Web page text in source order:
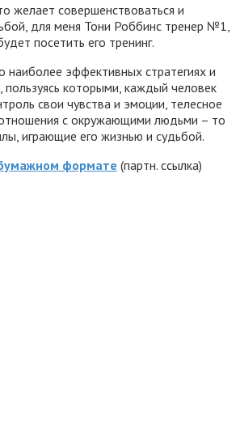
желает совершенствоваться и
для меня Тони Роббинс тренер №1,
посетить его тренинг.
наиболее эффективных стратегиях и
пользуясь которыми, каждый человек
свои чувства и эмоции, телесное
с окружающими людьми – то
играющие его жизнью и судьбой.
формате (партн. ссылка)